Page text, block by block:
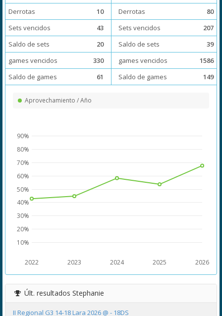
Derrotas
10
Sets vencidos
43
Saldo de sets
20
games vencidos
330
Saldo de games
61
Derrotas
80
Sets vencidos
207
Saldo de sets
39
games vencidos
1586
Saldo de games
149
Aprovechamiento / Año
2022 2023 2024 2025 2026
10%
20%
30%
40%
50%
60%
70%
80%
90%
Últ. resultados Stephanie
II Regional G3 14-18 Lara 2026 @ - 18DS